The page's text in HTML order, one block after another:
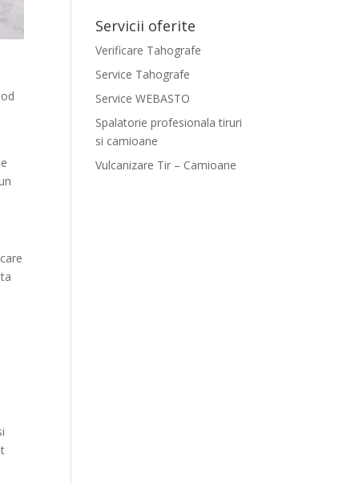
Servicii oferite
Verificare Tahografe
Service Tahografe
Service WEBASTO
Spalatorie profesionala tiruri
si camioane
Vulcanizare Tir – Camioane